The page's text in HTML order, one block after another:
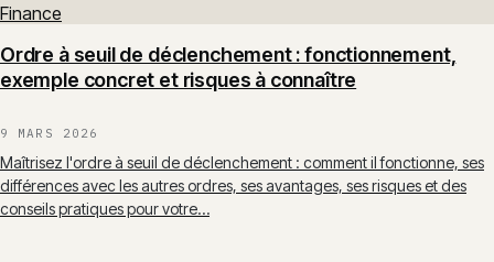
Finance
Ordre à seuil de déclenchement : fonctionnement,
exemple concret et risques à connaître
9 MARS 2026
Maîtrisez l'ordre à seuil de déclenchement : comment il fonctionne, ses
différences avec les autres ordres, ses avantages, ses risques et des
conseils pratiques pour votre…